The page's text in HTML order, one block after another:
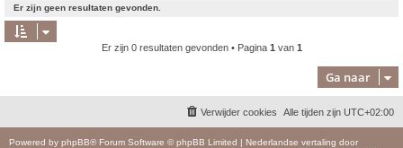
Er zijn geen resultaten gevonden.
Er zijn 0 resultaten gevonden • Pagina 1 van 1
Ga naar
Alle tijden zijn UTC+02:00
Verwijder cookies
Powered by phpBB® Forum Software © phpBB Limited | Nederlandse vertaling door